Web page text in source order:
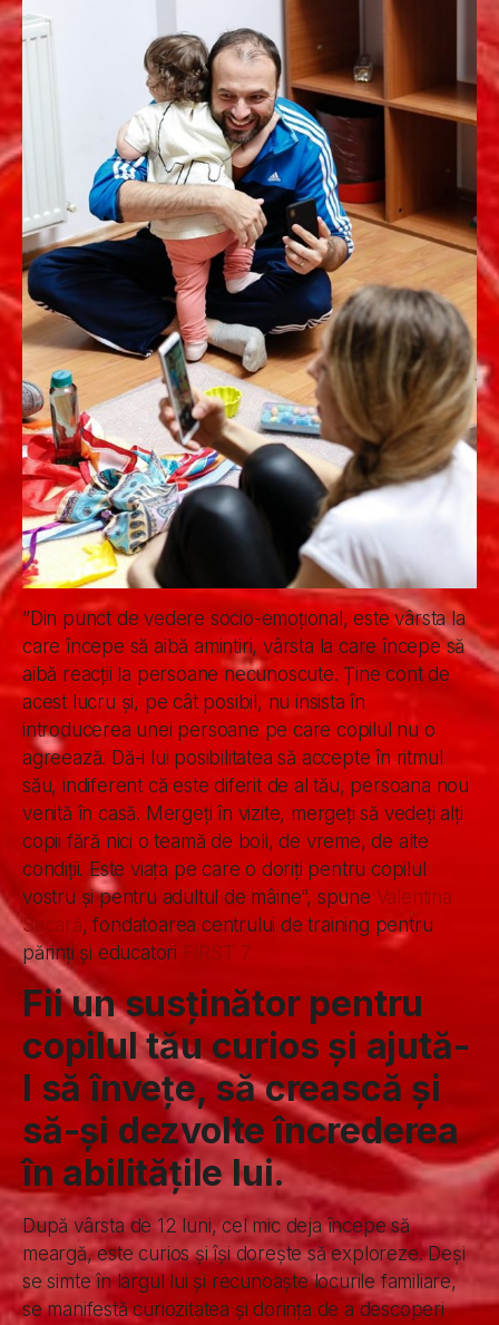
”Din punct de vedere socio-emoțional, este vârsta la
care începe să aibă amintiri, vârsta la care începe să
aibă reacții la persoane necunoscute. Ține cont de
acest lucru și, pe cât posibil, nu insista în
introducerea unei persoane pe care copilul nu o
agreează. Dă-i lui posibilitatea să accepte în ritmul
său, indiferent că este diferit de al tău, persoana nou
venită în casă. Mergeți în vizite, mergeți să vedeți alți
copii fără nici o teamă de boli, de vreme, de alte
condiții. Este viața pe care o doriți pentru copilul
vostru și pentru adultul de mâine”, spune Valentina
Secară, fondatoarea centrului de training pentru
părinți și educatori FIRST 7.
Fii un susținător pentru
copilul tău curios și ajută-
l să învețe, să crească și
să-și dezvolte încrederea
în abilitățile lui.
După vârsta de 12 luni, cel mic deja începe să
meargă, este curios și își dorește să exploreze. Deși
se simte în largul lui și recunoaște locurile familiare,
se manifestă curiozitatea și dorința de a descoperi